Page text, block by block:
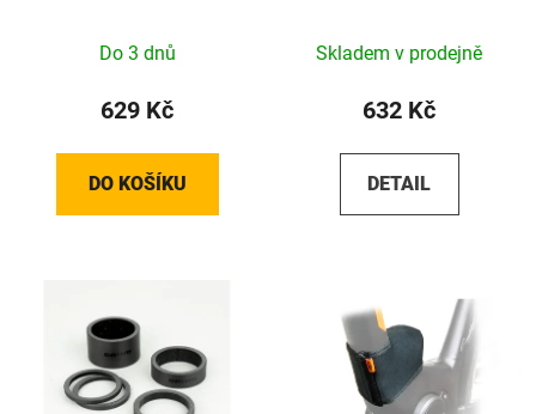
Do 3 dnů
629 Kč
DO KOŠÍKU
Skladem v prodejně
632 Kč
DETAIL